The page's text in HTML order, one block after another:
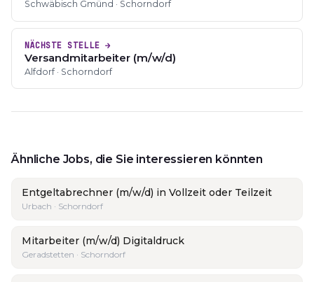
Schwäbisch Gmünd · Schorndorf
NÄCHSTE STELLE →
Versandmitarbeiter (m/w/d)
Alfdorf · Schorndorf
Ähnliche Jobs, die Sie interessieren könnten
Entgeltabrechner (m/w/d) in Vollzeit oder Teilzeit
Urbach · Schorndorf
Mitarbeiter (m/w/d) Digitaldruck
Geradstetten · Schorndorf